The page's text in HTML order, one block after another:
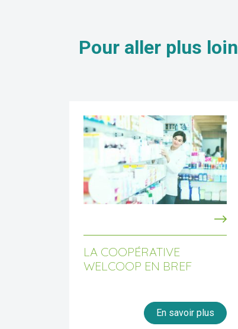
Pour aller plus loin
LA COOPÉRATIVE
WELCOOP EN BREF
En savoir plus